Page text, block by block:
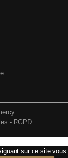
- RGPD
sur ce site vous